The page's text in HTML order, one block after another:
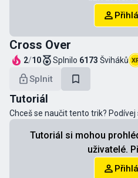
Cross Over
2/10 Splnilo 6173 Šviháků
Splnit
Tutoriál
Chceš se naučit tento trik? Podívej
Tutoriál si mohou
uživatelé.